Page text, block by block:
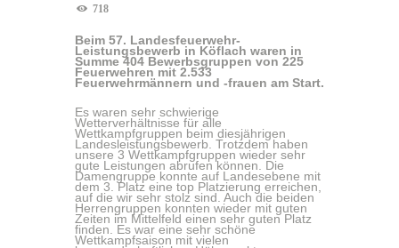
718
Beim 57. Landesfeuerwehr-
Leistungsbewerb in Köflach waren in
Summe 404 Bewerbsgruppen von 225
Feuerwehren mit 2.533
Feuerwehrmännern und -frauen am Start.
Es waren sehr schwierige
Wetterverhältnisse für alle
Wettkampfgruppen beim diesjährigen
Landesleistungsbewerb. Trotzdem haben
unsere 3 Wettkampfgruppen wieder sehr
gute Leistungen abrufen können. Die
Damengruppe konnte auf Landesebene mit
dem 3. Platz eine top Platzierung erreichen,
auf die wir sehr stolz sind. Auch die beiden
Herrengruppen konnten wieder mit guten
Zeiten im Mittelfeld einen sehr guten Platz
finden. Es war eine sehr schöne
Wettkampfsaison mit vielen